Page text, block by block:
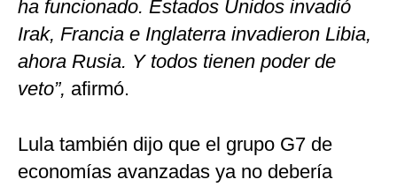
ha funcionado. Estados Unidos invadió
Irak, Francia e Inglaterra invadieron Libia,
ahora Rusia. Y todos tienen poder de
veto”, afirmó.
Lula también dijo que el grupo G7 de
economías avanzadas ya no debería